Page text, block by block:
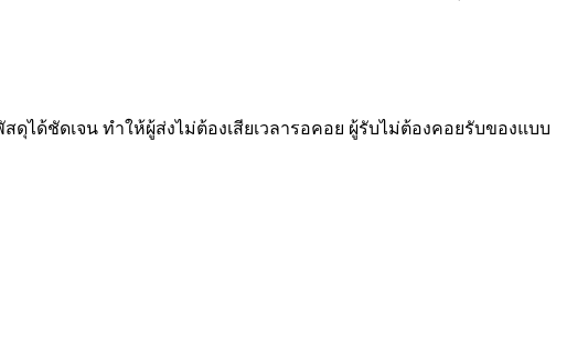
ด้ชัดเจน ทำให้ผู้ส่งไม่ต้องเสียเวลารอคอย ผู้รับไม่ต้องคอยรับของแบบ